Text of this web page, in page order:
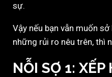
sự.
Vậy nếu bạn vẫn muốn
những rủi ro nêu trên, thì
NỖI SỢ 1: XẾP